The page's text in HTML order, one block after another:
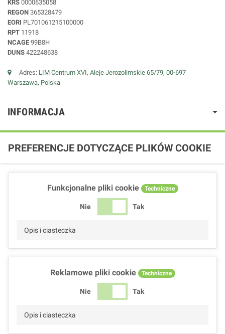
KRS 0000635058
REGON 365328479
EORI PL701061215100000
RPT 11918
NCAGE 99B8H
DUNS 422248638
Adres: LIM Centrum XVI, Aleje Jerozolimskie 65/79, 00-697
Warszawa, Polska
INFORMACJA
PREFERENCJE DOTYCZĄCE PLIKÓW COOKIE
Funkcjonalne pliki cookie Techniczne
Nie Tak
Opis i ciasteczka
Reklamowe pliki cookie Techniczne
Nie Tak
Opis i ciasteczka